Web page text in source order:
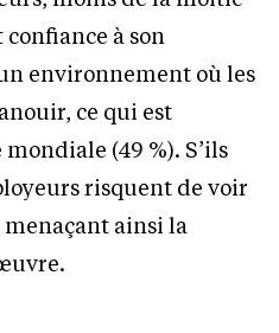
confiance à son
environnement où les
ce qui est
(49 %). S’ils
risquent de voir
menaçant ainsi la